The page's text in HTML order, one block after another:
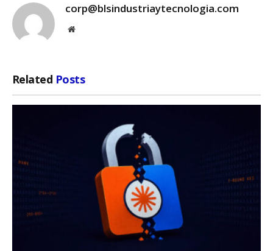
corp@blsindustriaytecnologia.com
Website
Related Posts